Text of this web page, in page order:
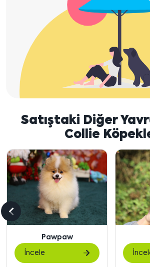
Satıştaki Diğer
Collie
Roxie
İncele
Önceki
göster